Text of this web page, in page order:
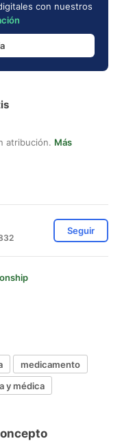
con nuestros
atribución. Más
Seguir
medicamento
y médica